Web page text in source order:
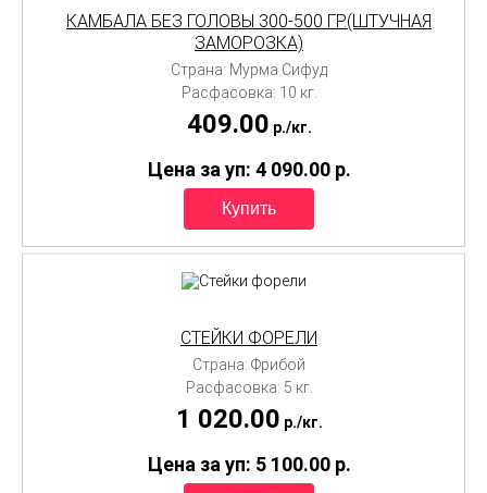
КАМБАЛА БЕЗ ГОЛОВЫ 300-500 ГР.(ШТУЧНАЯ
ЗАМОРОЗКА)
Страна: Мурма Сифуд
Расфасовка: 10 кг.
409.00 p./кг.
Цена за уп: 4 090.00 p.
СТЕЙКИ ФОРЕЛИ
Страна: Фрибой
Расфасовка: 5 кг.
1 020.00 p./кг.
Цена за уп: 5 100.00 p.